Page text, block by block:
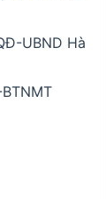
UBND Hà